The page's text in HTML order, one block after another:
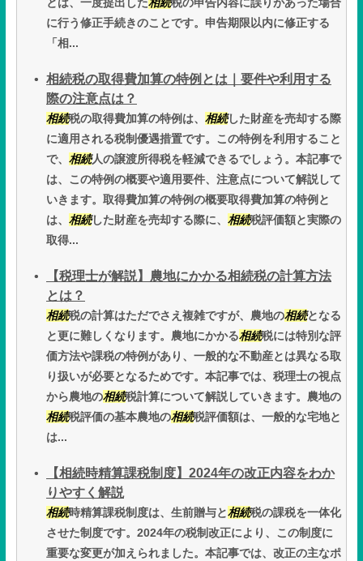
とは、一度提出した相続税の申告内容に誤りがあった場合
に行う修正手続きのことです。申告期限以内に修正する
「相...
相続税の取得費加算の特例とは｜要件や利用する
際の注意点は？
相続税の取得費加算の特例は、 相続した財産を売却する際
に適用される税制優遇措置です。この特例を利用すること
で、 相続人の譲渡所得税を軽減できるでしょう。本記事で
は、この特例の概要や適用要件、注意点について解説して
いきます。取得費加算の特例の概要取得費加算の特例と
は、 相続した財産を売却する際に、 相続税評価額と実際の
取得...
【税理士が解説】農地にかかる相続税の計算方法
とは？
相続税の計算はただでさえ複雑ですが、農地の相続となる
と更に難しくなります。農地にかかる相続税には特別な評
価方法や課税の特例があり、一般的な不動産とは異なる取
り扱いが必要となるためです。本記事では、税理士の視点
から農地の相続税計算について解説していきます。農地の
相続税評価の基本農地の相続税評価額は、一般的な宅地と
は...
【相続時精算課税制度】2024年の改正内容をわか
りやすく解説
相続時精算課税制度は、生前贈与と相続税の課税を一体化
させた制度です。2024年の税制改正により、この制度に
重要な変更が加えられました。本記事では、改正の主なポ